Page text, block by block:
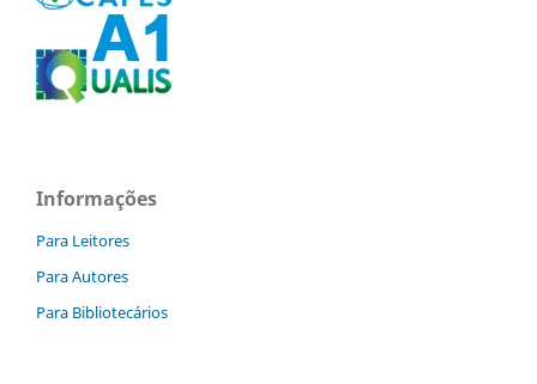
Informações
Para Leitores
Para Autores
Para Bibliotecários